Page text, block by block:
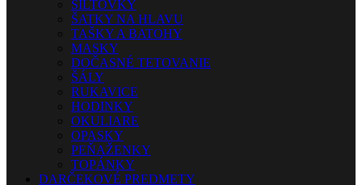
ŠILTOVKY
ŠATKY NA HLAVU
TAŠKY A BATOHY
MASKY
DOČASNÉ TETOVANIE
ŠÁLY
RUKAVICE
HODINKY
OKULIARE
OPASKY
PEŇAŽENKY
TOPÁNKY
DARČEKOVÉ PREDMETY